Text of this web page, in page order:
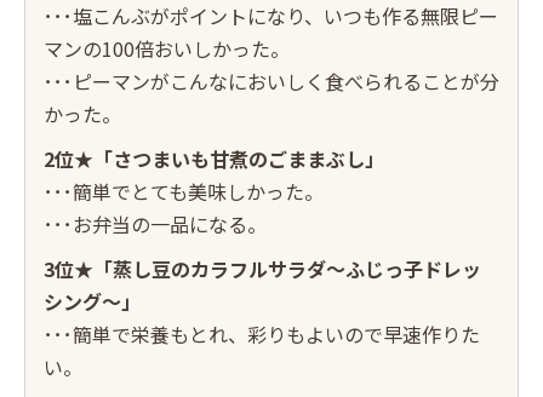
･･･塩こんぶがポイントになり、いつも作る無限ピー
マンの100倍おいしかった。
･･･ピーマンがこんなにおいしく食べられることが分
かった。
2位★「さつまいも甘煮のごままぶし」
･･･簡単でとても美味しかった。
･･･お弁当の一品になる。
3位★「蒸し豆のカラフルサラダ〜ふじっ子ドレッ
シング〜」
･･･簡単で栄養もとれ、彩りもよいので早速作りた
い。